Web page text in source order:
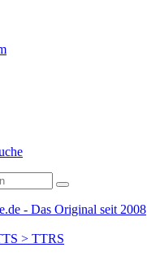
- Das Original seit 2008
> TTRS